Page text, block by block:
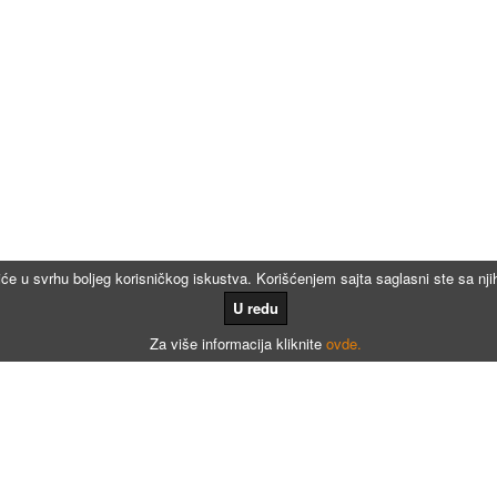
u svrhu boljeg korisničkog iskustva. Korišćenjem sajta saglasni ste sa
U redu
Za više informacija kliknite ovde.
Kalkulatori